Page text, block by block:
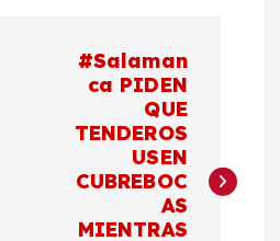
#Salaman
ca PIDEN
QUE
TENDEROS
USEN
CUBREBOC
AS
MIENTRAS